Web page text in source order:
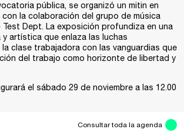
pública, se organizó un mitin en
la colaboración del grupo de música
Dept. La exposición profundiza en una
artística que enlaza las luchas
clase trabajadora con las vanguardias que
del trabajo como horizonte de libertad y
el sábado 29 de noviembre a las 12.00
Consultar toda la agenda